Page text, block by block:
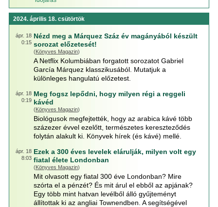
2024. április 18. csütörtök
ápr. 18
0:15
Nézd meg a Márquez Száz év magányából készült
sorozat előzetesét!
(Könyves Magazin)
A Netflix Kolumbiában forgatott sorozatot Gabriel
García Márquez klasszikusából. Mutatjuk a
különleges hangulatú előzetest.
ápr. 18
0:19
Meg fogsz lepődni, hogy milyen régi a reggeli
kávéd
(Könyves Magazin)
Biológusok megfejtették, hogy az arabica kávé több
százezer évvel ezelőtt, természetes kereszteződés
folytán alakult ki. Könyvek hírek (és kávé) mellé.
ápr. 18
8:03
Ezek a 300 éves levelek elárulják, milyen volt egy
fiatal élete Londonban
(Könyves Magazin)
Mit olvasott egy fiatal 300 éve Londonban? Mire
szórta el a pénzét? És mit árul el ebből az apjának?
Egy több mint hatvan levélből álló gyűjteményt
állítottak ki az angliai Townendben. A segítségével